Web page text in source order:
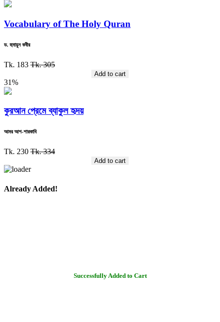
Vocabulary of The Holy Quran
ড. হুমায়ূন কবীর
Tk. 183 Tk. 305
Add to cart
31%
কুরআন প্রেমে ব্যাকুল হৃদয়
আমর আশ-শারকাবি
Tk. 230 Tk. 334
Add to cart
Already Added!
Successfully Added to Cart